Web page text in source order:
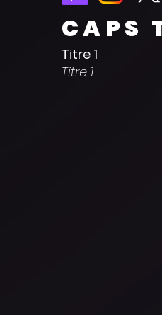
CAPS
Titre 1
Titre 1